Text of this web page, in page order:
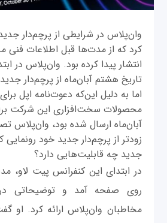
کرد که از مدت‌ها قبل اطلاعات فنی
انتشار پیدا کرده بود. وان‌پلاس در
تاریخ هشتم آبان‌ماه از پرچم‌دار
اما به دلیل این‌که دعوت‌نامه اپل
محصولات سخت‌افزاری این شرکت
آبان‌ماه ارسال شده بود، وان‌پلاس
زودتر از پرچم‌دار جدید خود رونمایی
جدید چه قابلیت‌هایی دارد؟
در ابتدای این کنفرانس پیت لاو،
روی صفحه آمد و توضیحاتی در
مخاطبان وان‌پلاس ارائه کرد. او